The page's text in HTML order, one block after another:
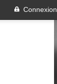
Connexion